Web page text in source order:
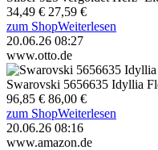
34,49 € 27,59 €
zum ShopWeiterlesen
20.06.26 08:27
www.otto.de
Swarovski 5656635 Idyllia
96,85 € 86,00 €
zum ShopWeiterlesen
20.06.26 08:16
www.amazon.de